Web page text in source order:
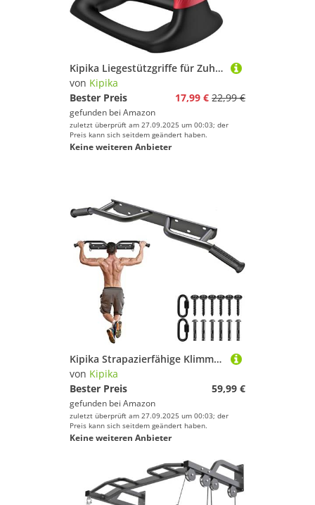
Kipika Liegestützgriffe für Zuhause – Push-Up Bars mit Anti-Rutsch-Unterseite,Soft Handles,Schwarz Rot Set of 2
von Kipika
Bester Preis
17,99 € 22,99 €
gefunden bei Amazon
zuletzt überprüft am 27.09.2025 um 00:03; der
Preis kann sich seitdem geändert haben.
Keine weiteren Anbieter
Kipika Strapazierfähige Klimmzugstange zur Wandmontage, klimmzugstange türrahmen fürs Homegym, Multifunktionale Tragbare Fitness-Türstange, klimmzugstange türrahmenl belastbar bis zu 200 Kg
von Kipika
Bester Preis
59,99 €
gefunden bei Amazon
zuletzt überprüft am 27.09.2025 um 00:03; der
Preis kann sich seitdem geändert haben.
Keine weiteren Anbieter